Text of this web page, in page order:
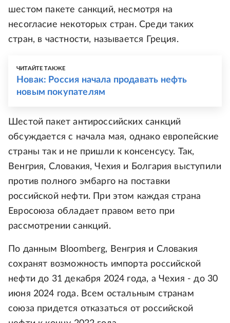
шестом пакете санкций, несмотря на
несогласие некоторых стран. Среди таких
стран, в частности, называется Греция.
ЧИТАЙТЕ ТАКЖЕ
Новак: Россия начала продавать нефть
новым покупателям
Шестой пакет антироссийских санкций
обсуждается с начала мая, однако европейские
страны так и не пришли к консенсусу. Так,
Венгрия, Словакия, Чехия и Болгария выступили
против полного эмбарго на поставки
российской нефти. При этом каждая страна
Евросоюза обладает правом вето при
рассмотрении санкций.
По данным Bloomberg, Венгрия и Словакия
сохранят возможность импорта российской
нефти до 31 декабря 2024 года, а Чехия - до 30
июня 2024 года. Всем остальным странам
союза придется отказаться от российской